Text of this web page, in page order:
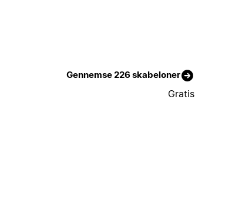
Gennemse 226 skabeloner
Gratis